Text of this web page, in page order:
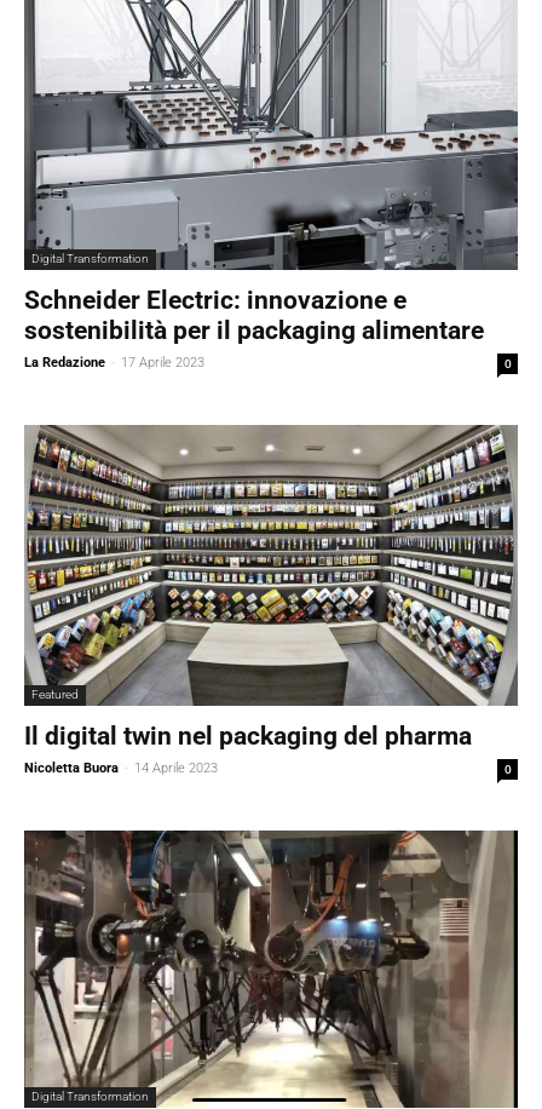
Digital Transformation
Schneider Electric: innovazione e
sostenibilità per il packaging alimentare
La Redazione - 17 Aprile 2023 0
Featured
Il digital twin nel packaging del pharma
Nicoletta Buora - 14 Aprile 2023 0
Digital Transformation